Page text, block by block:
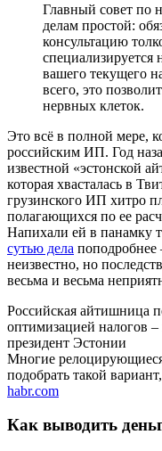
Главный совет по
делам простой:
консультацию
специализируется
вашего текущего
всего, это
нервных клеток.
Это всё в полной мере,
российским ИП. Год
известной «эстонской
которая хвасталась в
грузинского ИП хитро
полагающихся по ее
Напихали ей в панамку
сутью дела поподробнее
неизвестно, но
весьма и весьма
Российская айтишница
оптимизацией налогов –
президент Эстонии
Многие
подобрать такой
habr.com
Как выводить